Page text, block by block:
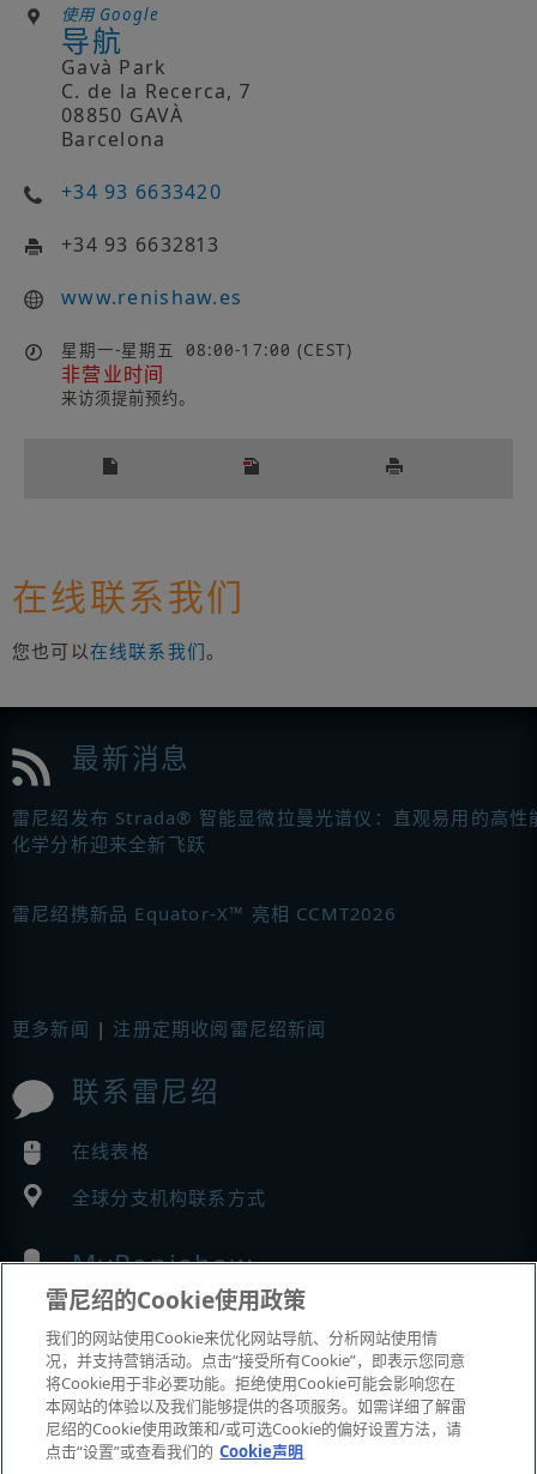
使用 Google
导航
Gavà Park
C. de la Recerca, 7
08850 GAVÀ
Barcelona
+34 93 6633420
+34 93 6632813
www.renishaw.es
星期一-星期五 08:00-17:00 (CEST)
非营业时间
来访须提前预约。
在线联系我们
您也可以在线联系我们。
最新消息
雷尼绍发布 Strada® 智能显微拉曼光谱仪：直观易用的高性
化学分析迎来全新飞跃
雷尼绍携新品 Equator-X™ 亮相 CCMT2026
更多新闻 | 注册定期收阅雷尼绍新闻
联系雷尼绍
在线表格
全球分支机构联系方式
MyRenishaw
在线商城
展会与市场活动
雷尼绍的Cookie使用政策
我们的网站使用Cookie来优化网站导航、分析网站使用情
况，并支持营销活动。点击“接受所有Cookie”，即表示您同意
将Cookie用于非必要功能。拒绝使用Cookie可能会影响您在
本网站的体验以及我们能够提供的各项服务。如需详细了解雷
尼绍的Cookie使用政策和/或可选Cookie的偏好设置方法，请
点击“设置”或查看我们的 Cookie声明